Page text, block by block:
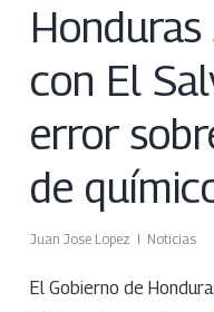
con El
error
de
Juan Jose Lopez Noticias
El Gobierno de